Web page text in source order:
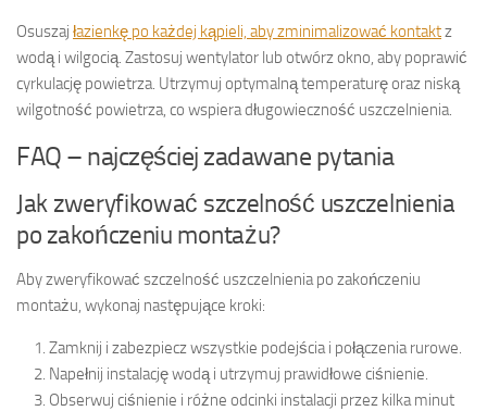
Osuszaj łazienkę po każdej kąpieli, aby zminimalizować kontaktz
wodą i wilgocią. Zastosuj wentylator lub otwórz okno, aby poprawić
cyrkulację powietrza. Utrzymuj optymalną temperaturę oraz niską
wilgotność powietrza, co wspiera długowieczność uszczelnienia.
FAQ – najczęściej zadawane pytania
Jak zweryfikować szczelność uszczelnienia
po zakończeniu montażu?
Aby zweryfikować szczelność uszczelnienia po zakończeniu
montażu, wykonaj następujące kroki:
Zamknij i zabezpiecz wszystkie podejścia i połączenia rurowe.
Napełnij instalację wodą i utrzymuj prawidłowe ciśnienie.
Obserwuj ciśnienie i różne odcinki instalacji przez kilka minut